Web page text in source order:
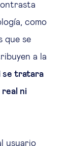
como
que se
a la
se tratara
real ni
usuario